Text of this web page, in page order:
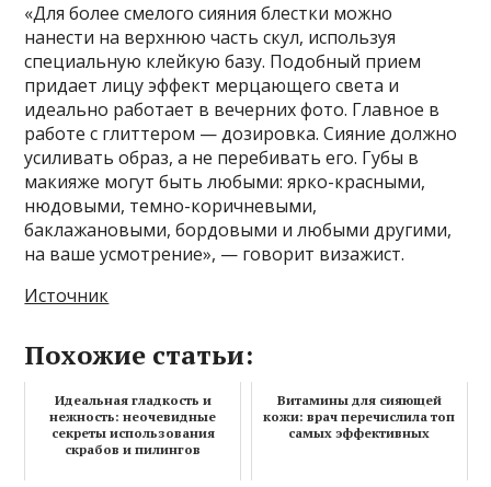
«Для более смелого сияния блестки можно
нанести на верхнюю часть скул, используя
специальную клейкую базу. Подобный прием
придает лицу эффект мерцающего света и
идеально работает в вечерних фото. Главное в
работе с глиттером — дозировка. Сияние должно
усиливать образ, а не перебивать его. Губы в
макияже могут быть любыми: ярко-красными,
нюдовыми, темно-коричневыми,
баклажановыми, бордовыми и любыми другими,
на ваше усмотрение», — говорит визажист.
Источник
Похожие статьи:
Идеальная гладкость и
нежность: неочевидные
секреты использования
скрабов и пилингов
Витамины для сияющей
кожи: врач перечислила топ
самых эффективных